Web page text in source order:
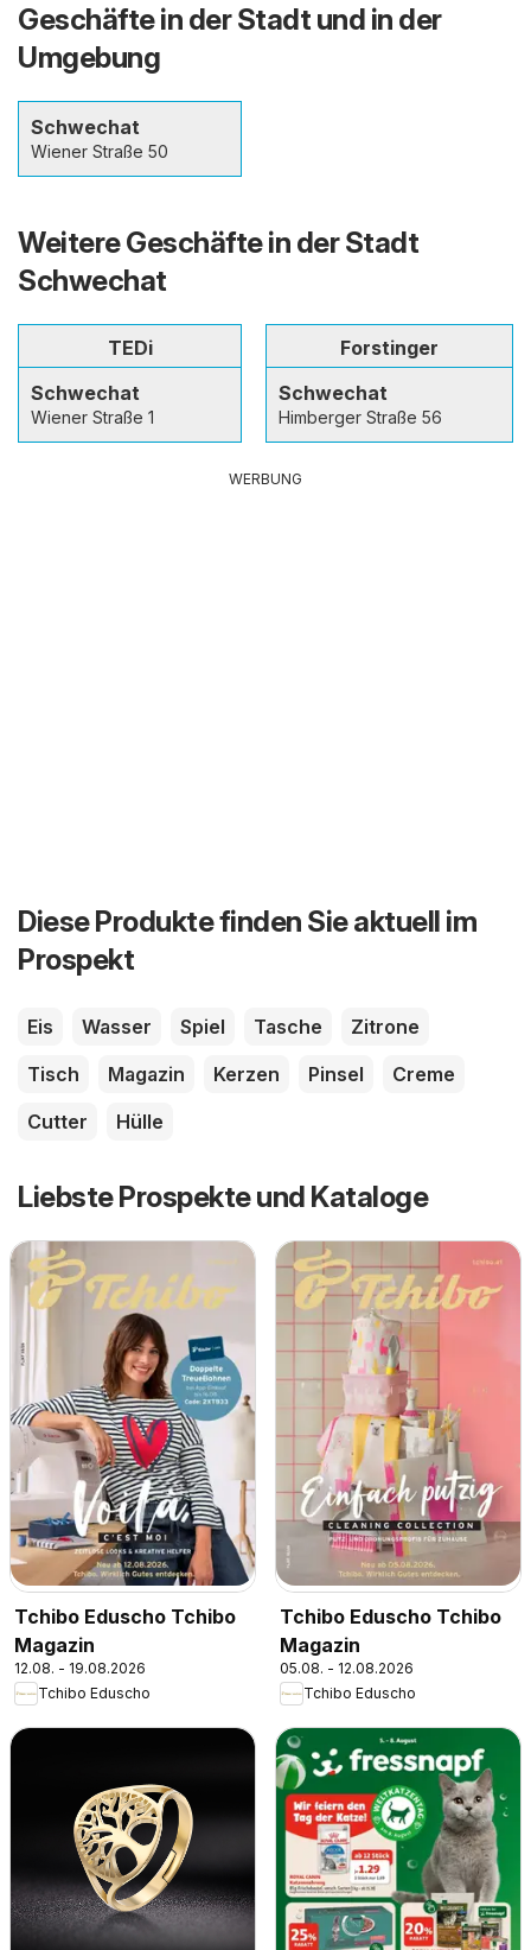
Geschäfte in der Stadt und in der
Umgebung
Schwechat
Wiener Straße 50
Weitere Geschäfte in der Stadt
Schwechat
TEDi
Schwechat
Wiener Straße 1
Forstinger
Schwechat
Himberger Straße 56
WERBUNG
Diese Produkte finden Sie aktuell im
Prospekt
Eis Wasser Spiel Tasche
Zitrone
Tisch
Magazin Kerzen Pinsel
Creme
Cutter
Hülle
Liebste Prospekte und Kataloge
Tchibo Eduscho Tchibo
Magazin
12.08. - 19.08.2026
Tchibo Eduscho
Tchibo Eduscho Tchibo
Magazin
05.08. - 12.08.2026
Tchibo Eduscho